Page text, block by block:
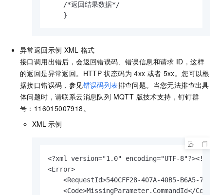
    /*返回结果数据*/
    }
异常返回示例 XML 格式
接口调用出错后，会返回错误码、错误信息和请求 ID，这样
的返回是异常返回。HTTP 状态码为 4xx 或者 5xx。您可以根
据接口错误码，参见错误码列表排查问题。当您无法排查出具
体问题时， 请联系云消息队列 MQTT 版技术支持，钉钉群
号：116015007918。
XML 示例
<?xml version="1.0" encoding="UTF-8"?><!--结
<Error>
<RequestId>540CFF28-407A-40B5-B6A5-
<Code>MissingParameter.CommandId</Code>